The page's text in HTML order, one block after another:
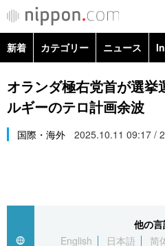
カテゴリー
経済・ビジネス
トップ
In-depth
新着 カテゴリー ニュース
政治・外交
経済・ビジネス
オランダ極右党首が選
ルギーのテロ計画余波
国際・海外 2025.10.11 09:17 /
他の
English
日本語 简